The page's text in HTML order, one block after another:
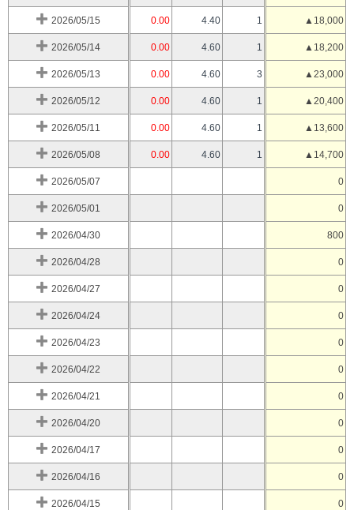
2026/05/15 0.00 4.40 1 ▲18,000
2026/05/14 0.00 4.60 1 ▲18,200
2026/05/13 0.00 4.60 3 ▲23,000
2026/05/12 0.00 4.60 1 ▲20,400
2026/05/11 0.00 4.60 1 ▲13,600
2026/05/08 0.00 4.60 1 ▲14,700
2026/05/07 0
2026/05/01 0
2026/04/30 800
2026/04/28 0
2026/04/27 0
2026/04/24 0
2026/04/23 0
2026/04/22 0
2026/04/21 0
2026/04/20 0
2026/04/17 0
2026/04/16 0
2026/04/15 0